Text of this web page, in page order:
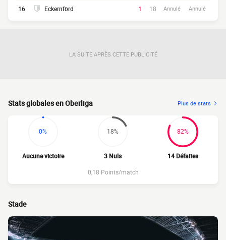
16
Eckernförd 1 18 Annulé Annulé
LA SUITE APRÈS CETTE PUBLICITÉ
Stats globales en Oberliga Plus de stats
0%
Aucune victoire
18%
3 Nuls
82%
14 Défaites
0,18 Points/match
Stade